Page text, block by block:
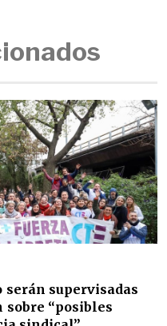
serán supervisadas
“posibles